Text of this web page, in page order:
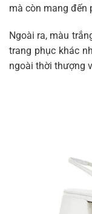
mà còn mang đến
Ngoài ra, màu
trang phục khác
ngoài thời thượng